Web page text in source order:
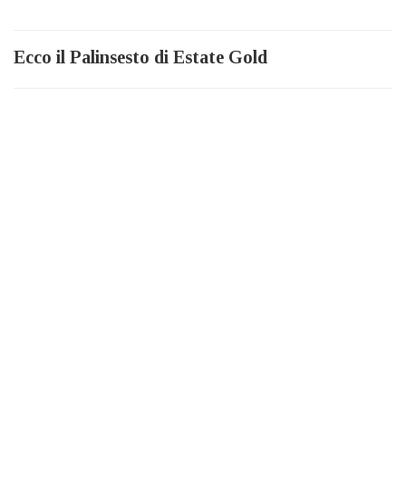
Ecco il Palinsesto di Estate Gold